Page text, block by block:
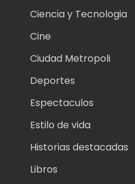
Ciencia y Tecnologia
Cine
Ciudad Metropoli
Deportes
Espectaculos
Estilo de vida
Historias destacadas
Libros